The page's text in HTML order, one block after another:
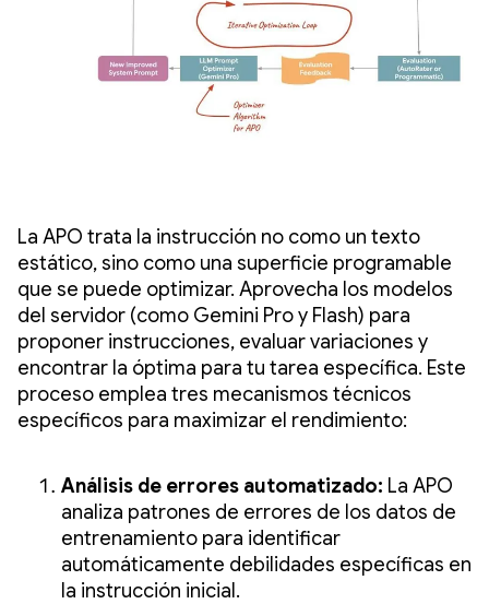
La APO trata la instrucción no como un texto
estático, sino como una superficie programable
que se puede optimizar. Aprovecha los modelos
del servidor (como Gemini Pro y Flash) para
proponer instrucciones, evaluar variaciones y
encontrar la óptima para tu tarea específica. Este
proceso emplea tres mecanismos técnicos
específicos para maximizar el rendimiento:
Análisis de errores automatizado: La APO
analiza patrones de errores de los datos de
entrenamiento para identificar
automáticamente debilidades específicas en
la instrucción inicial.